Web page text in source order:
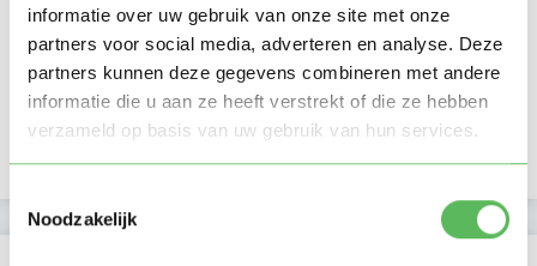
informatie over uw gebruik van onze site met onze
partners voor social media, adverteren en analyse. Deze
partners kunnen deze gegevens combineren met andere
informatie die u aan ze heeft verstrekt of die ze hebben
verzameld op basis van uw gebruik van hun services.
Noodzakelijk
Laatste activiteit 14-04-2026
Lid sinds 14-12-2025